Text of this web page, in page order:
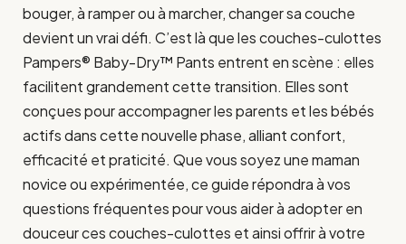
bouger, à ramper ou à marcher, changer sa couche
devient un vrai défi. C’est là que les couches-culottes
Pampers® Baby-Dry™ Pants entrent en scène : elles
facilitent grandement cette transition. Elles sont
conçues pour accompagner les parents et les bébés
actifs dans cette nouvelle phase, alliant confort,
efficacité et praticité. Que vous soyez une maman
novice ou expérimentée, ce guide répondra à vos
questions fréquentes pour vous aider à adopter en
douceur ces couches-culottes et ainsi offrir à votre